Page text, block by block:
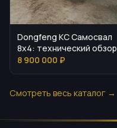
Dongfeng KC Самосвал
8х4: технический обзор
8 900 000 ₽
Смотреть весь каталог →